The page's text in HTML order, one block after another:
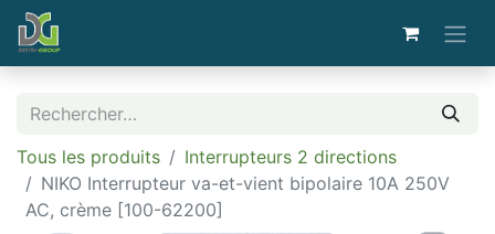
Tous les produits
Interrupteurs 2 directions
NIKO Interrupteur va-et-vient bipolaire 10A 250V
AC, crème [100-62200]